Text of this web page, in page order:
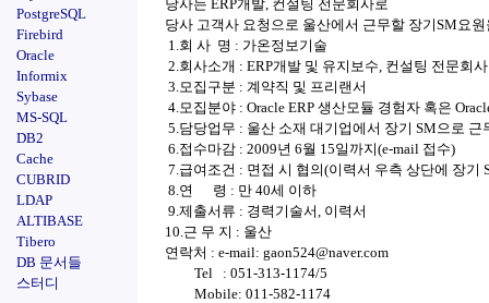
PostgreSQL
Firebird
Oracle
Informix
Sybase
MS-SQL
DB2
Cache
CUBRID
LDAP
ALTIBASE
Tibero
DB 문서들
스터디
당사는 ERP개발, 컨설팅 전문회사로
당사 고객사 요청으로 울산에서 근무할 장기SM요
1.회 사 명 : 가온정보기술
2.회사소개 : ERP개발 및 유지보수, 컨설팅 전문회사
3.모집구분 : 계약직 및 프리랜서
4.모집분야 : Oracle ERP 생산모듈 경험자 혹은
5.담당업무 : 울산 소재 대기업에서 장기 SM으로 근
6.접수마감 : 2009년 6월 15일까지(e-mail 접수)
7.급여조건 : 면접 시 협의(이력서 우측 상단에 장기
8.연 령 : 만 40세 이하
9.제출서류 : 경력기술서, 이력서
10.근 무 지 : 울산
연락처 : e-mail: gaon524@naver.com
Tel : 051-313-1174/5
Mobile: 011-582-1174